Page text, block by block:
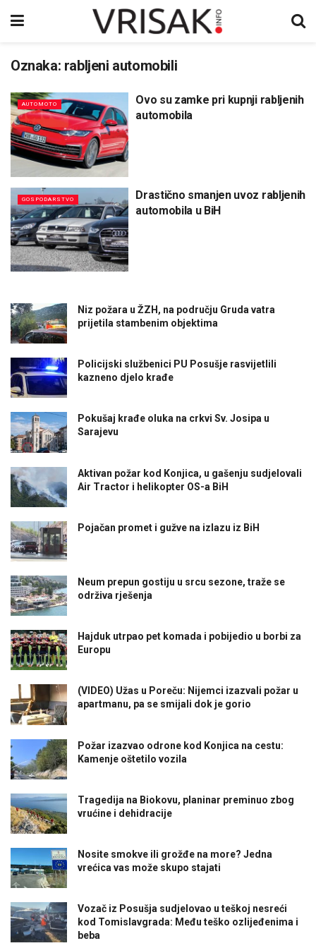
Oznaka: rabljeni automobili
AUTOMOTO
Ovo su zamke pri kupnji rabljenih
automobila
GOSPODARSTVO
Drastično smanjen uvoz rabljenih
automobila u BiH
Niz požara u ŽZH, na području Gruda vatra
prijetila stambenim objektima
Policijski službenici PU Posušje rasvijetlili
kazneno djelo krađe
Pokušaj krađe oluka na crkvi Sv. Josipa u
Sarajevu
Aktivan požar kod Konjica, u gašenju sudjelovali
Air Tractor i helikopter OS-a BiH
Pojačan promet i gužve na izlazu iz BiH
Neum prepun gostiju u srcu sezone, traže se
održiva rješenja
Hajduk utrpao pet komada i pobijedio u borbi za
Europu
(VIDEO) Užas u Poreču: Nijemci izazvali požar u
apartmanu, pa se smijali dok je gorio
Požar izazvao odrone kod Konjica na cestu:
Kamenje oštetilo vozila
Tragedija na Biokovu, planinar preminuo zbog
vrućine i dehidracije
Nosite smokve ili grožđe na more? Jedna
vrećica vas može skupo stajati
Vozač iz Posušja sudjelovao u teškoj nesreći
kod Tomislavgrada: Među teško ozlijeđenima i
beba